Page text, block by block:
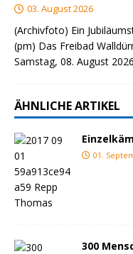
03. August 2026
(Archivfoto) Ein
(pm) Das Freibad
Samstag, 08. August
ÄHNLICHE ARTIKEL
01.
300